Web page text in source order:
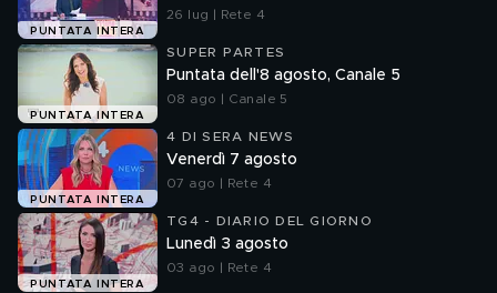
PUNTATA INTERA
26 lug | Rete 4
PUNTATA INTERA
SUPER PARTES
Puntata dell'8 agosto, Canale 5
08 ago | Canale 5
PUNTATA INTERA
4 DI SERA NEWS
Venerdì 7 agosto
07 ago | Rete 4
PUNTATA INTERA
TG4 - DIARIO DEL GIORNO
Lunedì 3 agosto
03 ago | Rete 4